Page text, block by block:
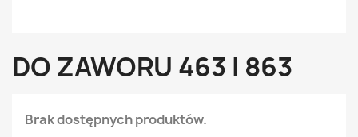
DO ZAWORU 463 I 863
Brak dostępnych produktów.